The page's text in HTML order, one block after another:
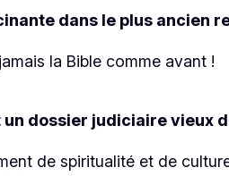
dans le plus ancien
la Bible comme avant !
un dossier judiciaire vieux
de spiritualité et de